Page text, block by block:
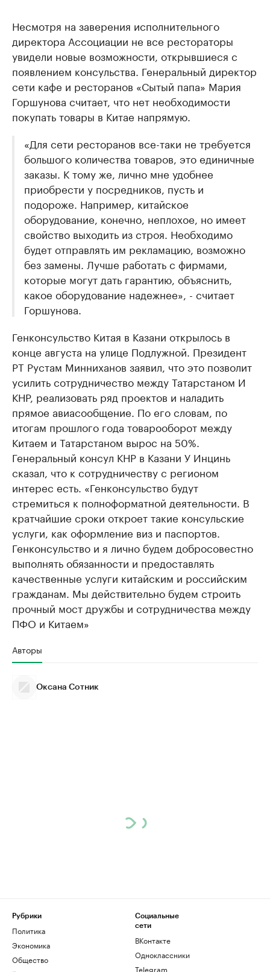
Несмотря на заверения исполнительного
директора Ассоциации не все рестораторы
увидели новые возможности, открывшиеся с
появлением консульства. Генеральный директор
сети кафе и ресторанов «Сытый папа» Мария
Горшунова считает, что нет необходимости
покупать товары в Китае напрямую.
«Для сети ресторанов все-таки не требуется
большого количества товаров, это единичные
заказы. К тому же, лично мне удобнее
приобрести у посредников, пусть и
подороже. Например, китайское
оборудование, конечно, неплохое, но имеет
свойство выходить из строя. Необходимо
будет отправлять им рекламацию, возможно
без замены. Лучше работать с фирмами,
которые могут дать гарантию, объяснить,
какое оборудование надежнее», - считает
Горшунова.
Генконсульство Китая в Казани открылось в
конце августа на улице Подлужной. Президент
РТ Рустам Минниханов заявил, что это позволит
усилить сотрудничество между Татарстаном И
КНР, реализовать ряд проектов и наладить
прямое авиасообщение. По его словам, по
итогам прошлого года товарооборот между
Китаем и Татарстаном вырос на 50%.
Генеральный консул КНР в Казани У Инцинь
сказал, что к сотрудничеству с регионом
интерес есть. «Генконсульство будут
стремиться к полноформатной деятельности. В
кратчайшие сроки откроет такие консульские
услуги, как оформление виз и паспортов.
Генконсульство и я лично будем добросовестно
выполнять обязанности и предоставлять
качественные услуги китайским и российским
гражданам. Мы действительно будем строить
прочный мост дружбы и сотрудничества между
ПФО и Китаем»
Авторы
Оксана Сотник
Рубрики
Политика
Экономика
Общество
Социальные
сети
ВКонтакте
Одноклассники
Telegram